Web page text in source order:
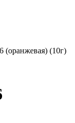
(оранжевая) (10г)